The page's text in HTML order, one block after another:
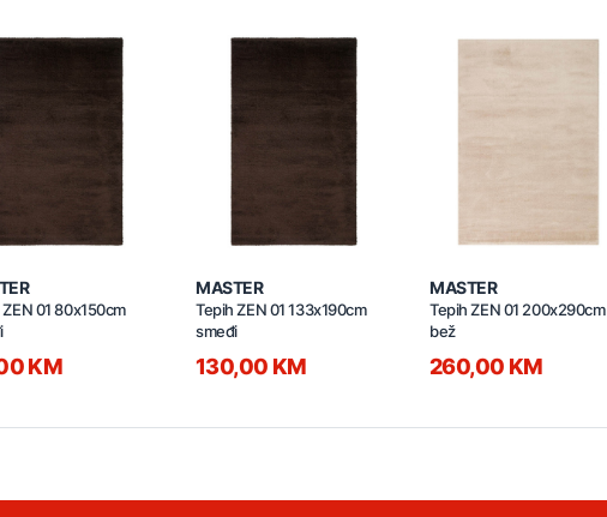
01 80x150cm
KM
MASTER
Tepih ZEN 01 133x190cm
smeđi
130,00 KM
MASTER
Tepih ZEN 01 200x290cm
bež
260,00 KM